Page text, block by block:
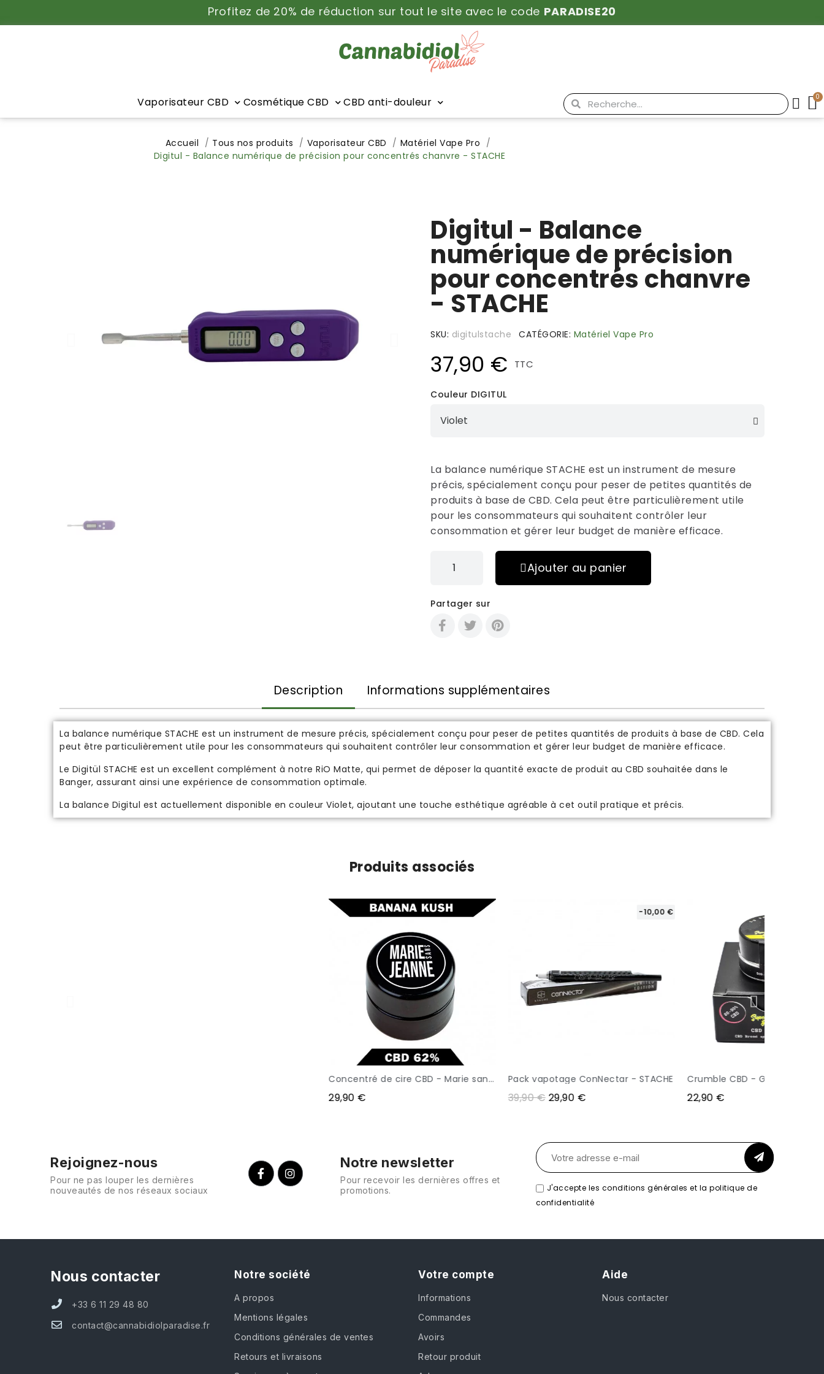
Profitez de 20% de réduction sur tout le site avec le code PARADISE20
Vaporisateur CBD Cosmétique CBD CBD anti-douleur
Accueil Tous nos produits Vaporisateur CBD
Matériel Vape Pro
Digitul - Balance numérique de précision pour concentrés chanvre - STACHE
Digitul - Balance
numérique de précision
pour concentrés chanvre
- STACHE
SKU digitulstache CATÉGORIE Matériel Vape Pro
37,90 € TTC
Couleur DIGITUL
La balance numérique STACHE est un instrument de mesure
précis, spécialement conçu pour peser de petites quantités de
produits à base de CBD. Cela peut être particulièrement utile
pour les consommateurs qui souhaitent contrôler leur
consommation et gérer leur budget de manière efficace.
Ajouter au panier
Partager sur
Description Informations supplémentaires
La balance numérique STACHE est un instrument de mesure précis, spécialement conçu pour peser de petites quantités de produits à base de CBD. Cela
peut être particulièrement utile pour les consommateurs qui souhaitent contrôler leur consommation et gérer leur budget de manière efficace.
Le Digitül STACHE est un excellent complément à notre RiO Matte, qui permet de déposer la quantité exacte de produit au CBD souhaitée dans le
Banger, assurant ainsi une expérience de consommation optimale.
La balance Digitul est actuellement disponible en couleur Violet, ajoutant une touche esthétique agréable à cet outil pratique et précis.
Produits associés
APERÇU Concentré de cire CBD - Marie sans Jeanne - 62% CBD APERÇU
Pack vapotage ConNectar - STACHE
29,90 €
APERÇU
Crumble CBD - GOLDEN BUDS
Rejoignez-nous
Pour ne pas louper les dernières
nouveautés de nos réseaux sociaux
Notre newsletter
Pour recevoir les dernières offres et
promotions.
J'accepte les conditions générales et la politique de
confidentialité
Nous contacter
+33 6 11 29 48 80
contact@cannabidiolparadise.fr
Notre société
A propos
Mentions légales
Conditions générales de ventes
Retours et livraisons
Votre compte
Informations
Commandes
Avoirs
Retour produit
Aide
Nous contacter